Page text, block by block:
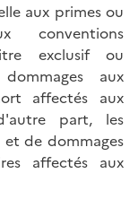
aux primes ou
conventions
exclusif ou
aux
affectés aux
part, les
de dommages
affectés aux